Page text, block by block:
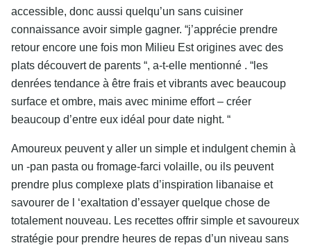
accessible, donc aussi quelqu’un sans cuisiner
connaissance avoir simple gagner. “j’apprécie prendre
retour encore une fois mon Milieu Est origines avec des
plats découvert de parents “, a-t-elle mentionné . “les
denrées tendance à être frais et vibrants avec beaucoup
surface et ombre, mais avec minime effort – créer
beaucoup d’entre eux idéal pour date night. “
Amoureux peuvent y aller un simple et indulgent chemin à
un -pan pasta ou fromage-farci volaille, ou ils peuvent
prendre plus complexe plats d’inspiration libanaise et
savourer de l ‘exaltation d’essayer quelque chose de
totalement nouveau. Les recettes offrir simple et savoureux
stratégie pour prendre heures de repas d’un niveau sans